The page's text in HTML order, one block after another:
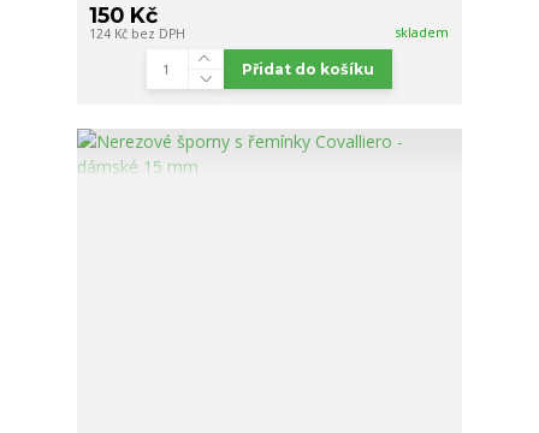
150 Kč
124 Kč bez DPH skladem
Přidat do košíku